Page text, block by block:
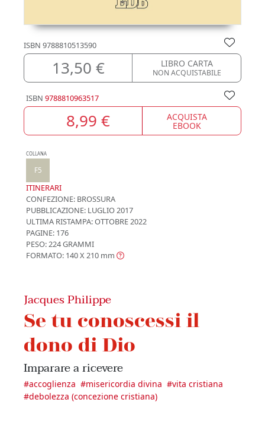
ISBN 9788810513590
13,50 € LIBRO CARTA
NON ACQUISTABILE
ISBN 9788810963517
8,99 € ACQUISTA
EBOOK
COLLANA
F5
ITINERARI
CONFEZIONE: BROSSURA
PUBBLICAZIONE: LUGLIO 2017
ULTIMA RISTAMPA:OTTOBRE 2022
PAGINE: 176
PESO: 224 GRAMMI
FORMATO: 140 X 210 mm
Jacques Philippe
Se tu conoscessi il
dono di Dio
Imparare a ricevere
#accoglienza #misericordia divina #vita cristiana
#debolezza (concezione cristiana)